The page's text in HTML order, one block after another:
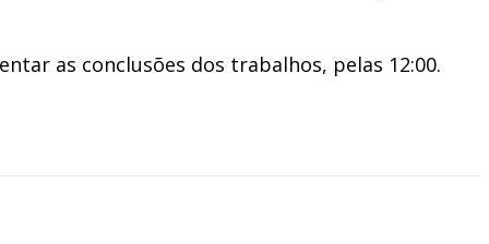
as conclusões dos trabalhos, pelas 12:00.